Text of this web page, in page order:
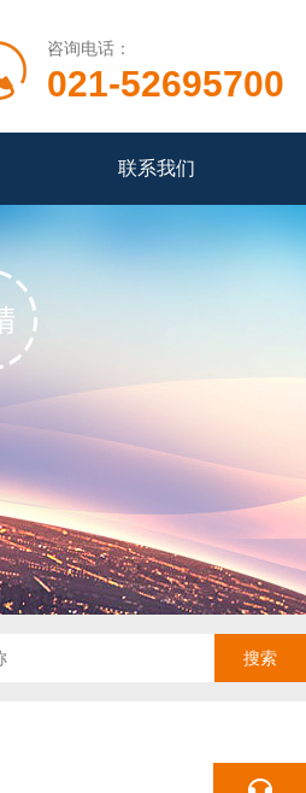
咨询电话：
021-52695700
联系我们